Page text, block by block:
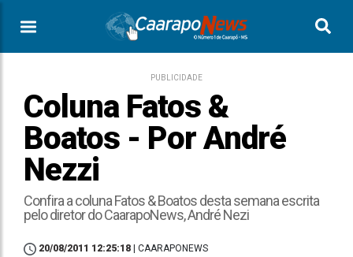
PUBLICIDADE
Coluna Fatos &
Boatos - Por André
Nezzi
Confira a coluna Fatos & Boatos desta semana escrita
pelo diretor do CaarapoNews, André Nezi
20/08/2011 12:25:18 | CAARAPONEWS